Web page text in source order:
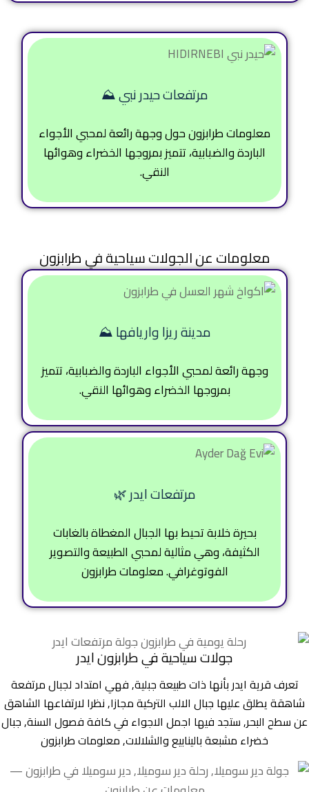
مرتفعات حيدر نبي ⛰️
معلومات طرابزون حول وجهة رائعة لمحبي الأجواء
الباردة والضبابية، تتميز بمروجها الخضراء وهوائها
النقي.
معلومات عن الجولات سياحية في طرابزون
مدينة ريزا واريافها ⛰️
وجهة رائعة لمحبي الأجواء الباردة والضبابية، تتميز
بمروجها الخضراء وهوائها النقي.
مرتفعات ايدر 🌿
بحيرة خلابة تحيط بها الجبال المغطاة بالغابات
الكثيفة، وهي مثالية لمحبي الطبيعة والتصوير
الفوتوغرافي. معلومات طرابزون
جولات سياحية في طرابزون ايدر
تعرف قرية ايدر بأنها ذات طبيعة جبلية, فهي امتداد لجبال مرتفعة
شاهقة يطلق عليها جبال الالب التركية مجازا, نظرا لارتفاعها الشاهق
عن سطح البحر, ستجد فيها اجمل الاجواء في كافة فصول السنة, جبال
خضراء مشبعة بالينابيع والشلالات, معلومات طرابزون